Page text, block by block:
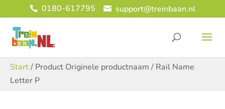
0180-617795 support@treinbaan.nl
Start/ Product Originele productnaam / Rail Name
Letter P